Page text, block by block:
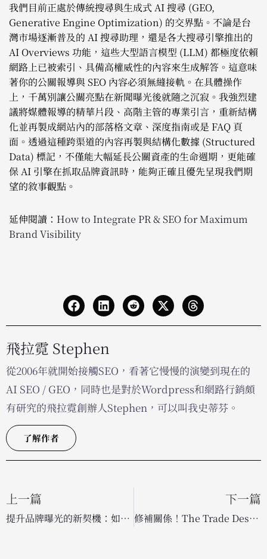
我們目前正處於傳統搜尋與生成式 AI 搜尋 (GEO,
Generative Engine Optimization) 的交界點。不論是台
灣市場逐漸普及的 AI 搜尋助理，還是各大搜尋引擎推出的
AI Overviews 功能，這些大型語言模型 (LLM) 都極度依賴
網路上已被索引、具備高權威性的內容來生成解答。這意味
著你的公關報導與 SEO 內容必須無縫接軌。在具體操作
上，千萬別讓公關亮點在新聞曝光後就隨之沉寂。我強烈建
議將媒體報導的精華片段、高階主管的專業引言，重新結構
化並再製成網站內的部落格文章、深度指南或是 FAQ 頁
面。透過這種跨渠道的內容再製與結構化數據 (Structured
Data) 標記，不僅能大幅延長公關資產的生命週期，更能確
保 AI 引擎在抓取品牌資訊時，能夠正確且優先呈現我們期
望的敘事觀點。
延伸閱讀： How to Integrate PR & SEO for Maximum
Brand Visibility
飛拉霓 Stephen
從2006年就開始接觸SEO，看著它慢慢的演變到現在的
AI SEO / GEO，同時也是對於Wordpress和網路行銷頗
有研究的飛拉霓創辦人Stephen，可以叫我史蒂芬。
了解作者
上一篇
提升品牌曝光的新契機：如何深度整合公關與 SEO 達成行銷雙贏？
下一篇
修補關係！The Trade Desk 執行長對廣告代理商遞橄欖枝，盼結束數月僵局